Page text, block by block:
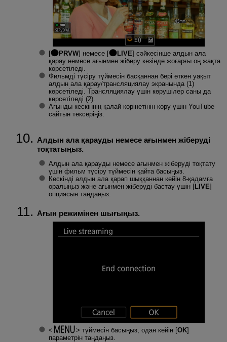
[ PRVW] немесе [ LIVE] сәйкесінше алдын ала
қарау немесе ағынмен жіберу кезінде жоғарғы оң жақта
көрсетіледі.
Фильмді түсіру түймесін басқаннан бері өткен уақыт
алдын ала қарау/трансляциялау экранында (1)
көрсетіледі. Трансляциялау үшін көрушілер саны да
көрсетіледі (2).
Ағынды кескіннің қалай көрінетінін көру үшін YouTube
сайтын тексеріңіз.
Алдын ала қарауды немесе ағынмен жіберуді
тоқтатыңыз.
Алдын ала қарауды немесе ағынмен жіберуді тоқтату
үшін фильм түсіру түймесін қайта басыңыз.
Кескінді алдын ала қарап шыққаннан кейін 8-қадамға
оралыңыз және ағынмен жіберуді бастау үшін [LIVE]
опциясын таңдаңыз.
Ағын режимінен шығыңыз.
түймесін басыңыз, одан кейін [OK]
параметрін таңдаңыз.